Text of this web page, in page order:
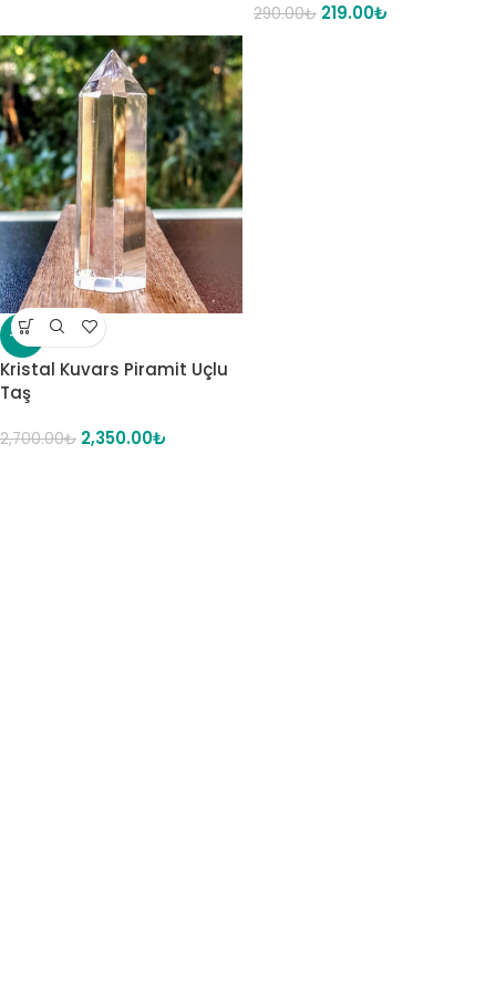
290.00₺ 219.00₺
-13%
Kristal Kuvars Piramit Uçlu
Taş
2,700.00₺ 2,350.00₺